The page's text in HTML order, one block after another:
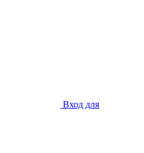
Вход для